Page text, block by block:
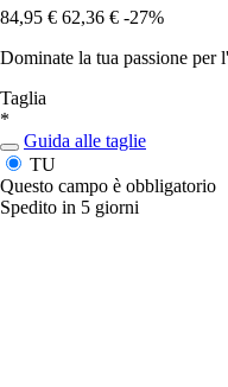
84,95 € 62,36 € -27%
Dominate la tua passione
Taglia
*
Guida alle taglie
TU
Questo campo è obbligatorio
Spedito in 5 giorni